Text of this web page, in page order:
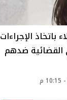
باتخاذ الإجراءات
القضائية ضدهم